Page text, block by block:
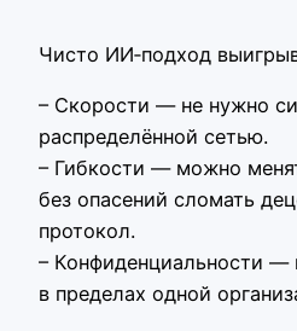
Чисто ИИ‑подход
– Скорости — не нужно
распределённой сетью.
– Гибкости — можно
без опасений сломать
протокол.
– Конфиденциальности —
в пределах одной